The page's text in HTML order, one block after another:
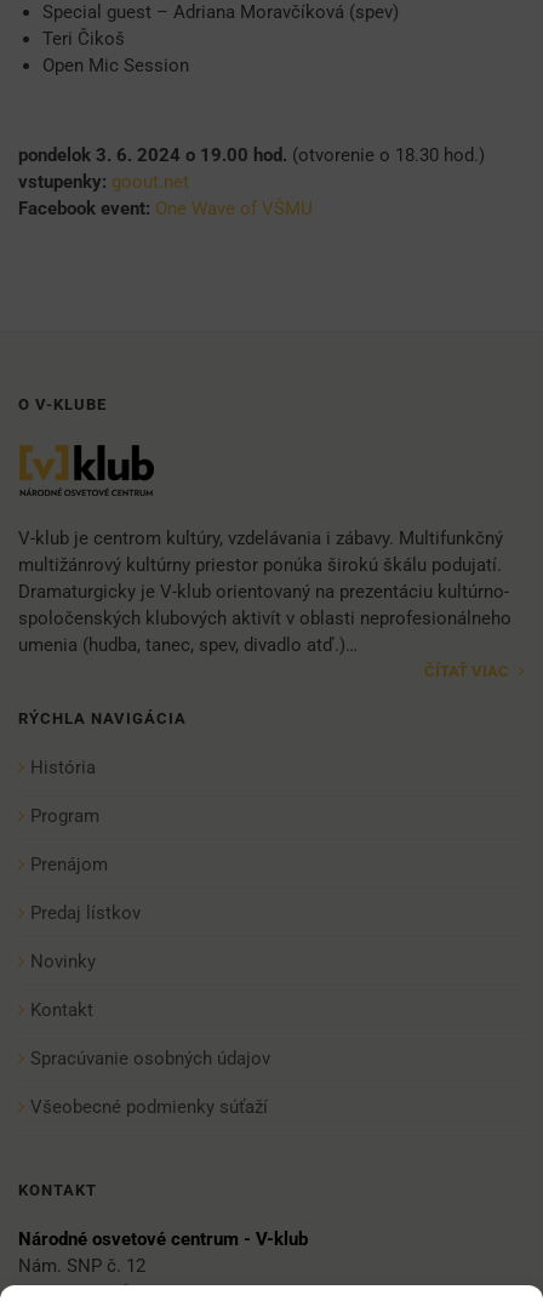
Special guest – Adriana Moravčíková (spev)
Teri Čikoš
Open Mic Session
pondelok 3. 6. 2024 o 19.00 hod. (otvorenie o 18.30 hod.)
vstupenky: goout.net
Facebook event: One Wave of VŠMU
O V-KLUBE
V-klub je centrom kultúry, vzdelávania i zábavy. Multifunkčný
multižánrový kultúrny priestor ponúka širokú škálu podujatí.
Dramaturgicky je V-klub orientovaný na prezentáciu kultúrno-
spoločenských klubových aktivít v oblasti neprofesionálneho
umenia (hudba, tanec, spev, divadlo atď.)…
ČÍTAŤ VIAC
RÝCHLA NAVIGÁCIA
História
Program
Prenájom
Predaj lístkov
Novinky
Kontakt
Spracúvanie osobných údajov
Všeobecné podmienky súťaží
KONTAKT
Národné osvetové centrum - V-klub
Nám. SNP č. 12
812 34 Bratislava 1